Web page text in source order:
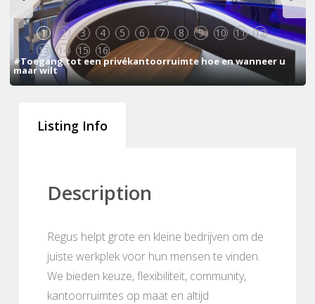
1 2 3 4 5 6 7 8 9 10 11
12
13
14 15 16
#Toegang tot een privékantoorruimte hoe en wanneer u
maar wilt
Listing Info
Description
Regus helpt grote en kleine bedrijven om de
juiste werkplek voor hun mensen te vinden.
We bieden keuze, flexibiliteit, community,
kantoorruimtes op maat en altijd